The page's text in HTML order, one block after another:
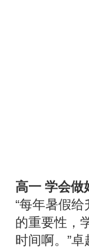
高一 学会做
“每年暑假
的重要性，
时间啊。”